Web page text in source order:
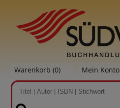
Warenkorb (0) Mein Konto